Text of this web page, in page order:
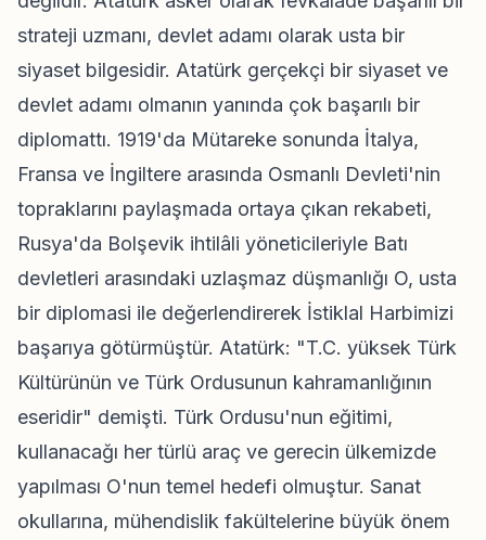
strateji uzmanı, devlet adamı olarak usta bir
siyaset bilgesidir. Atatürk gerçekçi bir siyaset ve
devlet adamı olmanın yanında çok başarılı bir
diplomattı. 1919'da Mütareke sonunda İtalya,
Fransa ve İngiltere arasında Osmanlı Devleti'nin
topraklarını paylaşmada ortaya çıkan rekabeti,
Rusya'da Bolşevik ihtilâli yöneticileriyle Batı
devletleri arasındaki uzlaşmaz düşmanlığı O, usta
bir diplomasi ile değerlendirerek İstiklal Harbimizi
başarıya götürmüştür. Atatürk: "T.C. yüksek Türk
Kültürünün ve Türk Ordusunun kahramanlığının
eseridir" demişti. Türk Ordusu'nun eğitimi,
kullanacağı her türlü araç ve gerecin ülkemizde
yapılması O'nun temel hedefi olmuştur. Sanat
okullarına, mühendislik fakültelerine büyük önem